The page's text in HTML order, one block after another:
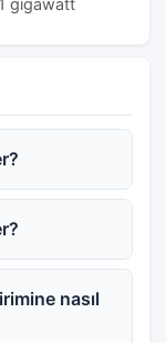
gigawatt
nasıl